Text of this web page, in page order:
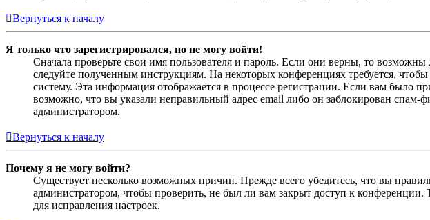
Вернуться к началу
Я только что зарегистрировался, но не могу войти!
Сначала проверьте свои имя пользователя и пароль. Если они верны, то
следуйте полученным инструкциям. На некоторых конференциях требуется,
систему. Эта информация отображается в процессе регистрации. Если вам было
возможно, что вы указали неправильный адрес email либо он заблокирован спам-
администратором.
Вернуться к началу
Почему я не могу войти?
Существует несколько возможных причин. Прежде всего убедитесь, что вы
администратором, чтобы проверить, не был ли вам закрыт доступ к
для исправления настроек.